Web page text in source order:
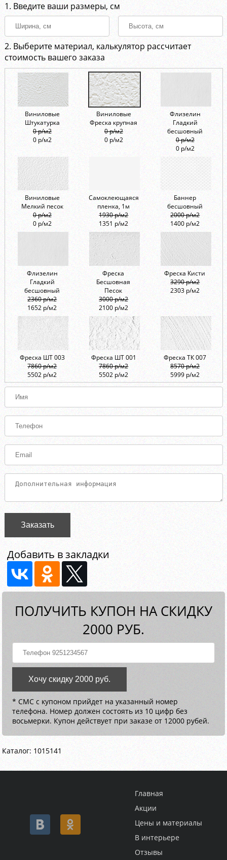
1. Введите ваши размеры, см
2. Выберите материал, калькулятор рассчитает
стоимость вашего заказа
Виниловые
Штукатурка
0 р/м2
0 р/м2
Виниловые
Фреска крупная
0 р/м2
0 р/м2
Флизелин
Гладкий
бесшовный
0 р/м2
0 р/м2
Виниловые
Мелкий песок
0 р/м2
0 р/м2
Самоклеющаяся
пленка, 1м
1930 р/м2
1351 р/м2
Баннер
бесшовный
2000 р/м2
1400 р/м2
Флизелин
Гладкий
бесшовный
2360 р/м2
1652 р/м2
Фреска
Бесшовная
Песок
3000 р/м2
2100 р/м2
Фреска Кисти
3290 р/м2
2303 р/м2
Фреска ШТ 003
7860 р/м2
5502 р/м2
Фреска ШТ 001
7860 р/м2
5502 р/м2
Фреска ТК 007
8570 р/м2
5999 р/м2
Заказать
Добавить в закладки
ПОЛУЧИТЬ КУПОН НА СКИДКУ
2000 РУБ.
Хочу скидку 2000 руб.
* СМС с купоном прийдет на указанный номер
телефона. Номер должен состоять из 10 цифр без
восьмерки. Купон действует при заказе от 12000 рубей.
Каталог: 1015141
Главная
Акции
Цены и материалы
В интерьере
Отзывы